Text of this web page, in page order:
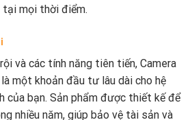
tại mọi thời điểm.
và các tính năng tiên tiến, Camera
một khoản đầu tư lâu dài cho hệ
của bạn. Sản phẩm được thiết kế để
nhiều năm, giúp bảo vệ tài sản và